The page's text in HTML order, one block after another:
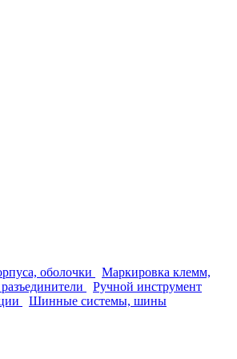
оболочки
Маркировка клемм,
Ручной инструмент
Шинные системы, шины